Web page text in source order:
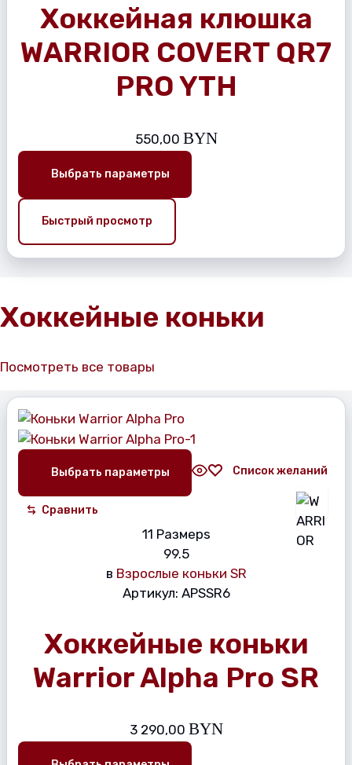
Хоккейная клюшка
WARRIOR COVERT QR7
PRO YTH
550,00 BYN
Выбрать параметры
Быстрый просмотр
Хоккейные коньки
Посмотреть все товары
Выбрать параметры Список желаний
Сравнить
11 Размерs
99.5
в Взрослые коньки SR
Артикул: APSSR6
Хоккейные коньки
Warrior Alpha Pro SR
3 290,00 BYN